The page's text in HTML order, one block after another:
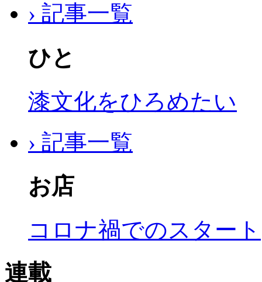
› 記事一覧
ひと
漆文化をひろめたい
› 記事一覧
お店
コロナ禍でのスタート
連載